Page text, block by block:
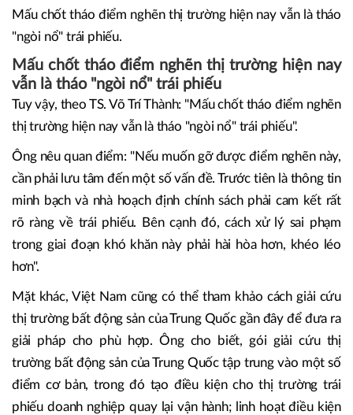
Mấu chốt tháo điểm nghẽn thị trường hiện nay vẫn là tháo
"ngòi nổ" trái phiếu.
Mấu chốt tháo điểm nghẽn thị trường hiện nay
vẫn là tháo "ngòi nổ" trái phiếu
Tuy vậy, theo TS. Võ Trí Thành: "Mấu chốt tháo điểm nghẽn
thị trường hiện nay vẫn là tháo "ngòi nổ" trái phiếu".
Ông nêu quan điểm: "Nếu muốn gỡ được điểm nghẽn này,
cần phải lưu tâm đến một số vấn đề. Trước tiên là thông tin
minh bạch và nhà hoạch định chính sách phải cam kết rất
rõ ràng về trái phiếu. Bên cạnh đó, cách xử lý sai phạm
trong giai đoạn khó khăn này phải hài hòa hơn, khéo léo
hơn".
Mặt khác, Việt Nam cũng có thể tham khảo cách giải cứu
thị trường bất động sản của Trung Quốc gần đây để đưa ra
giải pháp cho phù hợp. Ông cho biết, gói giải cứu thị
trường bất động sản của Trung Quốc tập trung vào một số
điểm cơ bản, trong đó tạo điều kiện cho thị trường trái
phiếu doanh nghiệp quay lại vận hành; linh hoạt điều kiện